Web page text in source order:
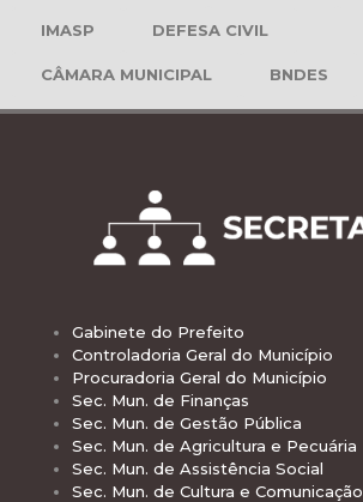
IMASP DEFESA CIVIL
CÂMARA MUNICIPAL BNDES
Gabinete do Prefeito
Controladoria Geral do Município
Procuradoria Geral do Município
Sec. Mun. de Finanças
Sec. Mun. de Gestão Pública
Sec. Mun. de Agricultura e Pecuária
Sec. Mun. de Assistência Social
Sec. Mun. de Cultura e Comunicação